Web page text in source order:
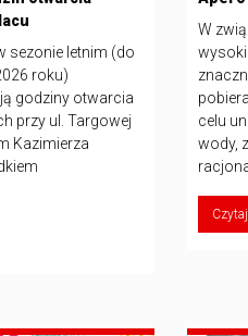
sezonie letnim (do
roku)
godziny otwarcia
przy ul. Targowej
Kazimierza
W
celu
wody,